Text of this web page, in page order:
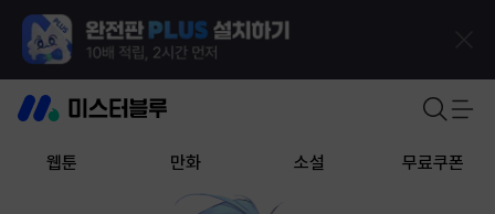
웹툰 만화 소설 무료쿠폰